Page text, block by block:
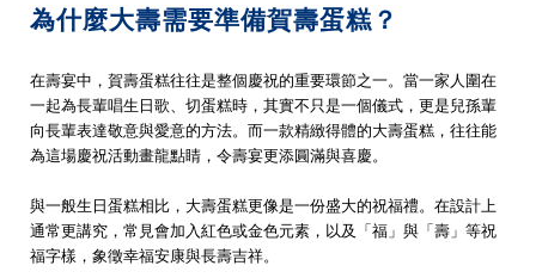
為什麼大壽需要準備賀壽蛋糕？
在壽宴中，賀壽蛋糕往往是整個慶祝的重要環節之一。當一家人圍在
一起為長輩唱生日歌、切蛋糕時，其實不只是一個儀式，更是兒孫輩
向長輩表達敬意與愛意的方法。而一款精緻得體的大壽蛋糕，往往能
為這場慶祝活動畫龍點睛，令壽宴更添圓滿與喜慶。
與一般生日蛋糕相比，大壽蛋糕更像是一份盛大的祝福禮。在設計上
通常更講究，常見會加入紅色或金色元素，以及「福」與「壽」等祝
福字樣，象徵幸福安康與長壽吉祥。